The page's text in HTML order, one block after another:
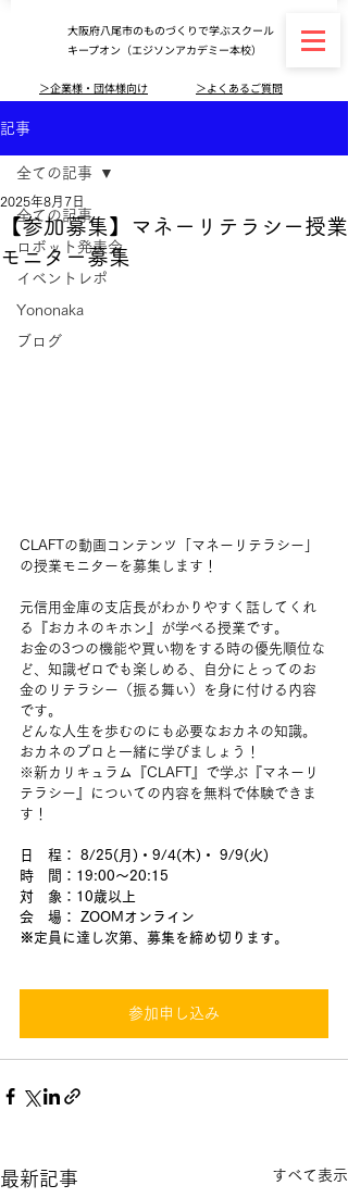
大阪府八尾市のものづくりで学ぶスクール
キープオン（エジソンアカデミー本校）
＞よくあるご質問
＞企業様・団体様向け
記事
全ての記事
ロボット発表会
イベントレポ
Yononaka
ブログ
全ての記事
【参加募集】マネーリテラシー授業
モニター募集
2025年8月7日
CLAFTの動画コンテンツ「マネーリテラシー」
の授業モニターを募集します！
元信用金庫の支店長がわかりやすく話してくれ
る『おカネのキホン』が学べる授業です。
お金の3つの機能や買い物をする時の優先順位な
ど、知識ゼロでも楽しめる、自分にとってのお
金のリテラシー（振る舞い）を身に付ける内容
です。
どんな人生を歩むのにも必要なおカネの知識。
おカネのプロと一緒に学びましょう！
※新カリキュラム『CLAFT』で学ぶ『マネーリ
テラシー』についての内容を無料で体験できま
す！
日　程： 8/25(月)・9/4(木)・ 9/9(火)
時　間：19:00～20:15
対　象：10歳以上
会　場： ZOOMオンライン
※定員に達し次第、募集を締め切ります。
参加申し込み
最新記事 すべて表示